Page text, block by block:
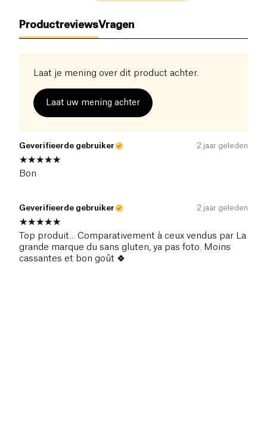
ProductreviewsVragen
Laat je mening over dit product achter.
Laat uw mening achter
Geverifieerde gebruiker 2 jaar geleden
Bon
Geverifieerde gebruiker 2 jaar geleden
Top produit... Comparativement à ceux vendus par La
grande marque du sans gluten, ya pas foto. Moins
cassantes et bon goût 🍀